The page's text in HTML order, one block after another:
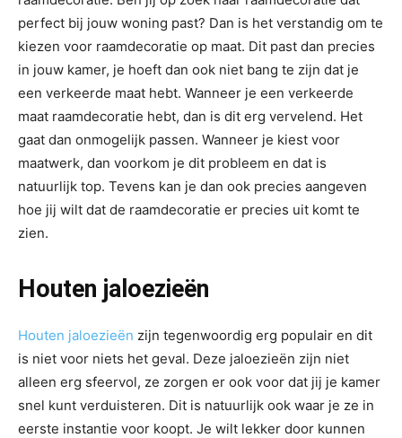
perfect bij jouw woning past? Dan is het verstandig om te
kiezen voor raamdecoratie op maat. Dit past dan precies
in jouw kamer, je hoeft dan ook niet bang te zijn dat je
een verkeerde maat hebt. Wanneer je een verkeerde
maat raamdecoratie hebt, dan is dit erg vervelend. Het
gaat dan onmogelijk passen. Wanneer je kiest voor
maatwerk, dan voorkom je dit probleem en dat is
natuurlijk top. Tevens kan je dan ook precies aangeven
hoe jij wilt dat de raamdecoratie er precies uit komt te
zien.
Houten jaloezieën
Houten jaloezieën zijn tegenwoordig erg populair en dit
is niet voor niets het geval. Deze jaloezieën zijn niet
alleen erg sfeervol, ze zorgen er ook voor dat jij je kamer
snel kunt verduisteren. Dit is natuurlijk ook waar je ze in
eerste instantie voor koopt. Je wilt lekker door kunnen